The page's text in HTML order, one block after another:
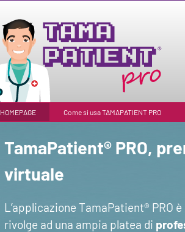
HOMEPAGE Come si usa TAMAPATIENT PRO
TamaPatient® PRO,
virtuale
L’applicazione TamaPatient® PRO
rivolge ad una ampia platea di